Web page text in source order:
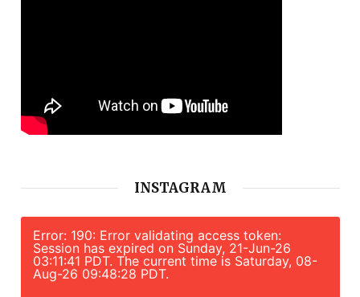
INSTAGRAM
Error: 190: Error validating access token:
Session has expired on Sunday, 21-Jun-26
03:11:41 PDT. The current time is Saturday, 08-
Aug-26 09:48:28 PDT.